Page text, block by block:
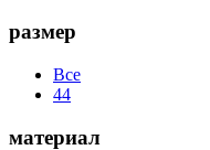
размер
Все
44
материал